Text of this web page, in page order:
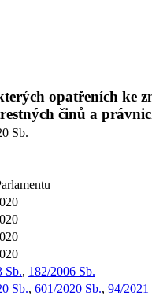
opatřeních ke
činů a
Sb.
Sb., 182/2006 Sb.
Sb., 601/2020 Sb., 94/2021